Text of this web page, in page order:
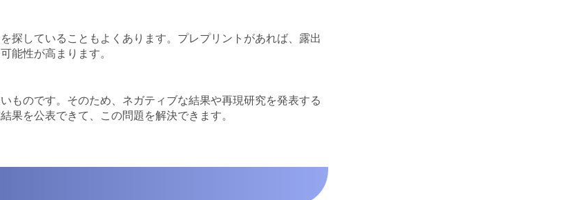
探していることもよくあります。プレプリントがあれば、露出
能性が高まります。
ものです。そのため、ネガティブな結果や再現研究を発表する
を公表できて、この問題を解決できます。